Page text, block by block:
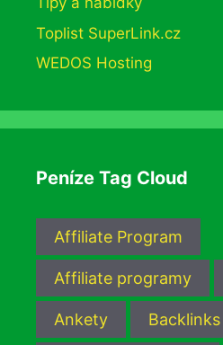
Toplist SuperLink.cz
WEDOS Hosting
Peníze Tag Cloud
Affiliate Program
Affiliate programy
Ankety Backlinks